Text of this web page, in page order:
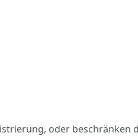
oder beschränken